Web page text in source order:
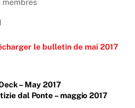
membres
le bulletin de mai 2017
– May 2017
dal Ponte – maggio 2017